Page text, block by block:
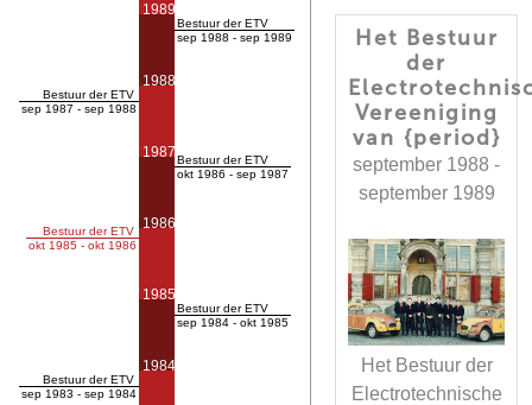
Het Bestuur
der
Vereeniging
van {period}
september 1988 -
september 1989
Het Bestuur der
Electrotechnische
Bestuur der ETV
sep 1987 - sep 1988
Bestuur der ETV
okt 1985 - okt 1986
Bestuur der ETV
sep 1983 - sep 1984
1989
1988
1987
1986
1985
1984
Bestuur der ETV
sep 1988 - sep 1989
Bestuur der ETV
okt 1986 - sep 1987
Bestuur der ETV
sep 1984 - okt 1985